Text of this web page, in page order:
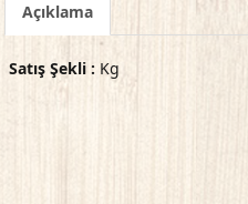
Açıklama
Satış Şekli : Kg